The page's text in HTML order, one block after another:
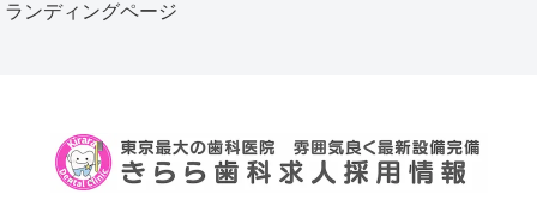
ランディングページ